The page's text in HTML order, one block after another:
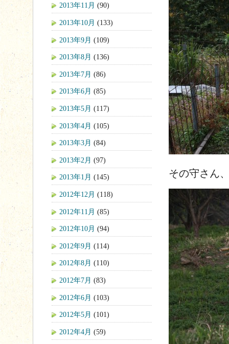
その守さん
2013年11月 (90)
2013年10月 (133)
2013年9月 (109)
2013年8月 (136)
2013年7月 (86)
2013年6月 (85)
2013年5月 (117)
2013年4月 (105)
2013年3月 (84)
2013年2月 (97)
2013年1月 (145)
2012年12月 (118)
2012年11月 (85)
2012年10月 (94)
2012年9月 (114)
2012年8月 (110)
2012年7月 (83)
2012年6月 (103)
2012年5月 (101)
2012年4月 (59)